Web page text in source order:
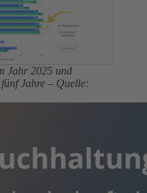
Jahr 2025 und
Jahre – Quelle: